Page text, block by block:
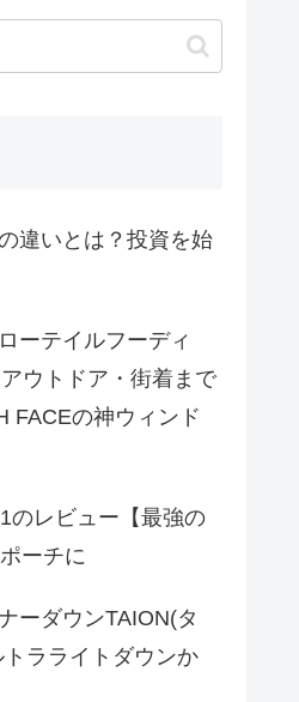
違いとは？投資を始
ーテイルフーディ
ウトドア・街着まで
FACEの神ウィンド
のレビュー【最強の
ーチに
ーダウンTAION(タ
ラライトダウンか